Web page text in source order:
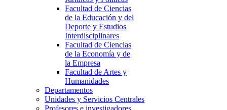
Facultad de Ciencias
de la Educación y del
Deporte y Estudios
Interdisciplinares
Facultad de Ciencias
de la Economía y de
la Empresa
Facultad de Artes y
Humanidades
Departamentos
Unidades y Servicios Centrales
Profesores e investigadores